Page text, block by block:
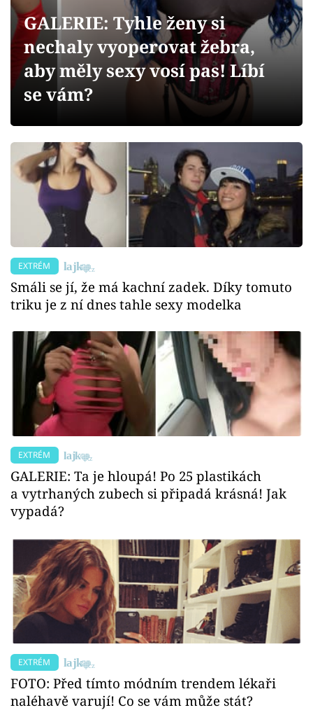
Videa
Sledujte prima+
Sledujte nás
GALERIE: Tyhle ženy si
nechaly vyoperovat žebra,
aby měly sexy vosí pas! Líbí
se vám?
EXTRÉM
Smáli se jí, že má kachní zadek. Díky tomuto
triku je z ní dnes tahle sexy modelka
EXTRÉM
GALERIE: Ta je hloupá! Po 25 plastikách
a vytrhaných zubech si připadá krásná! Jak
vypadá?
EXTRÉM
FOTO: Před tímto módním trendem lékaři
naléhavě varují! Co se vám může stát?